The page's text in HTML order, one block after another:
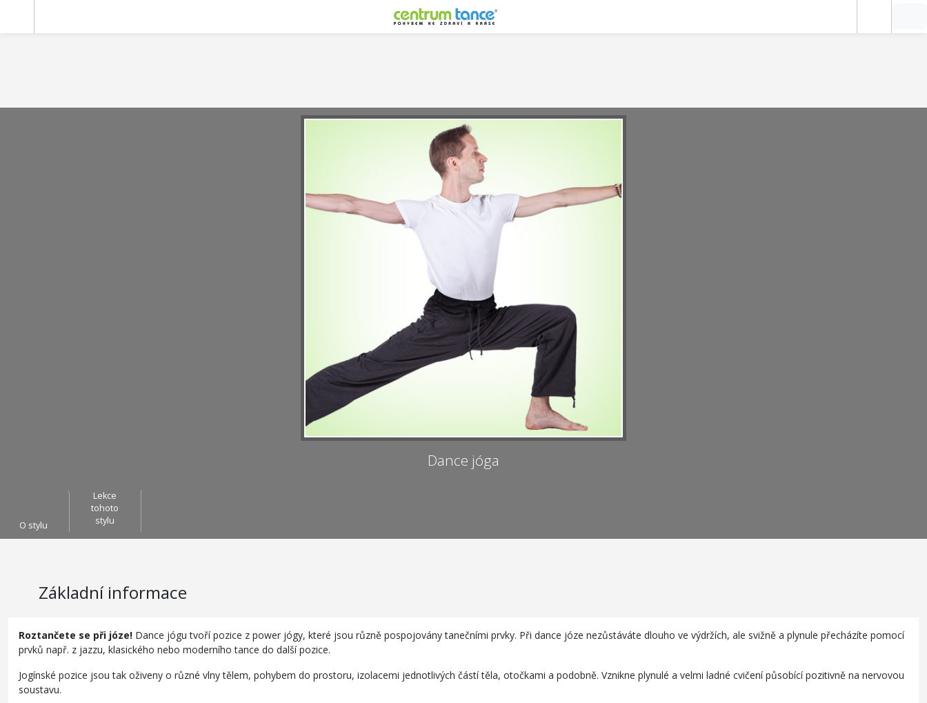
Dance jóga
O stylu
Lekce
tohoto
stylu
Základní informace
Roztančete se při józe! Dance jógu tvoří pozice z power jógy, které jsou různě pospojovány tanečními prvky. Při dance józe nezůstáváte dlouho ve výdržích, ale svižně a plynule přecházíte pomocí
prvků např. z jazzu, klasického nebo moderního tance do další pozice.
Jogínské pozice jsou tak oživeny o různé vlny tělem, pohybem do prostoru, izolacemi jednotlivých částí těla, otočkami a podobně. Vznikne plynulé a velmi ladné cvičení působící pozitivně na nervovou
soustavu.